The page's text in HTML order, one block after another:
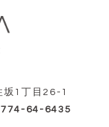
1丁目26-1
64-6435